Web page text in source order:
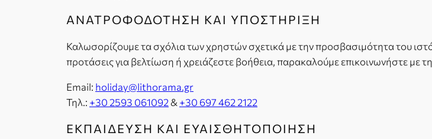
ΑΝΑΤΡΟΦΟΔΟΤΗΣΗ ΚΑΙ ΥΠΟΣΤΗΡΙΞΗ
Καλωσορίζουμε τα σχόλια των χρηστών σχετικά με την προσβασιμότητα του
προτάσεις για βελτίωση ή χρειάζεστε βοήθεια, παρακαλούμε επικοινωνήστε
Email: holiday@lithorama.gr
Τηλ.: +30 2593 061092 & +30 697 462 2122
ΕΚΠΑΙΔΕΥΣΗ ΚΑΙ ΕΥΑΙΣΘΗΤΟΠΟΙΗΣΗ